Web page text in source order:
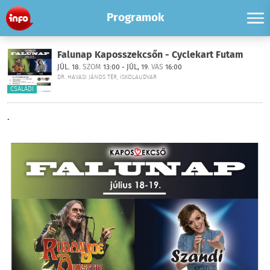
Programok
Falunap Kaposszekcsőn - Cyclekart Futam
JÚL. 18. SZOM 13:00 - JÚL, 19. VAS 16:00
DR. HAVASI JÁNOS TÉR, ISKOLAUDVAR
CSALÁDI
.